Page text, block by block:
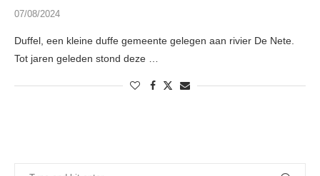
07/08/2024
Duffel, een kleine duffe gemeente gelegen aan rivier De Nete.
Tot jaren geleden stond deze …